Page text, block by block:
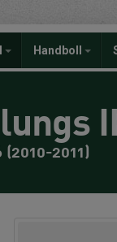
Handboll
(2010-2011)